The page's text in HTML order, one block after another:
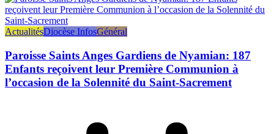
ActualitésDiocèse InfosGénéral
Paroisse Saints Anges Gardiens de Nyamian: 187
Enfants reçoivent leur Première Communion à
l’occasion de la Solennité du Saint-Sacrement